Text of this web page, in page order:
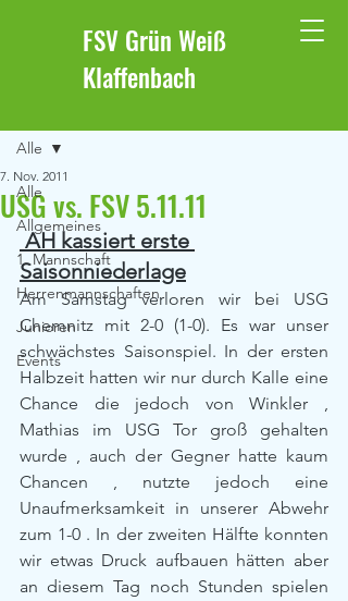
FSV Grün Weiß
Klaffenbach
Alle
Allgemeines
1. Mannschaft
Herrenmannschaften
Junioren
Events
Alle
USG vs. FSV 5.11.11
7. Nov. 2011
Saisonniederlage
Am Samstag verloren wir bei USG
Chemnitz mit 2-0 (1-0). Es war unser
schwächstes Saisonspiel. In der ersten
Halbzeit hatten wir nur durch Kalle eine
Chance die jedoch von Winkler ,
Mathias im USG Tor groß gehalten
wurde , auch der Gegner hatte kaum
Chancen , nutzte jedoch eine
Unaufmerksamkeit in unserer Abwehr
zum 1-0 . In der zweiten Hälfte konnten
wir etwas Druck aufbauen hätten aber
an diesem Tag noch Stunden spielen